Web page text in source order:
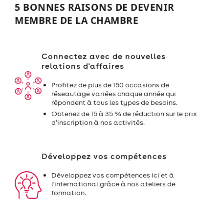
5 BONNES RAISONS DE DEVENIR
MEMBRE DE LA CHAMBRE
Connectez avec de nouvelles
relations d'affaires
Profitez de plus de 150 occasions de
réseautage variées chaque année qui
répondent à tous les types de besoins.
Obtenez de 15 à 35 % de réduction sur le prix
d’inscription à nos activités.
Développez vos compétences
Développez vos compétences ici et à
l'international grâce à nos ateliers de
formation.